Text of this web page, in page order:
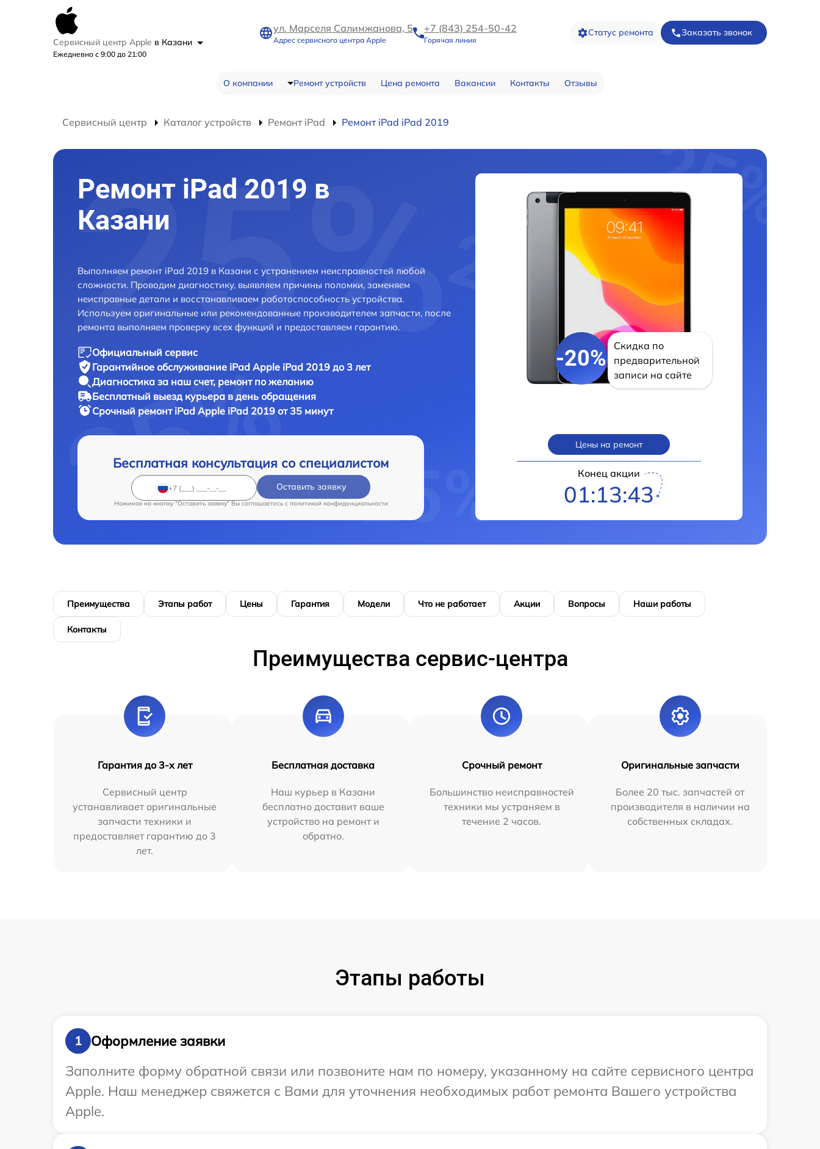
Сервисный центр Apple в Казани
Ежедневно с 9:00 до 21:00
ул. Марселя Салимжанова, 5
Адрес сервисного центра Apple
+7 (843) 254-50-42
Горячая линия
Статус ремонта Заказать звонок
О компании Ремонт устройств Цена ремонта Вакансии Контакты Отзывы
Сервисный центр Каталог устройств Ремонт iPad Ремонт iPad iPad 2019
Ремонт iPad 2019 в
Казани
Выполняем ремонт iPad 2019 в Казани с устранением неисправностей любой
сложности. Проводим диагностику, выявляем причины поломки, заменяем
неисправные детали и восстанавливаем работоспособность устройства.
Используем оригинальные или рекомендованные производителем запчасти, после
ремонта выполняем проверку всех функций и предоставляем гарантию.
Официальный сервис
Гарантийное обслуживание iPad Apple iPad 2019 до 3 лет
Диагностика за наш счет, ремонт по желанию
Бесплатный выезд курьера в день обращения
Срочный ремонт iPad Apple iPad 2019 от 35 минут
Бесплатная консультация со специалистом
Оставить заявку
Нажимая на кнопку "Оставить заявку" Вы соглашаетесь c политикой конфиденциальности
-20%
Скидка по
предварительной
записи на сайте
Цены на ремонт
Конец акции
01:13:42
Преимущества Этапы работ Цены Гарантия Модели Что не работает Акции Вопросы Наши работы
Контакты
Преимущества сервис-центра
Гарантия до 3-х лет
Сервисный центр
устанавливает оригинальные
запчасти техники и
предоставляет гарантию до 3
лет.
Бесплатная доставка
Наш курьер в Казани
бесплатно доставит ваше
устройство на ремонт и
обратно.
Срочный ремонт
Большинство неисправностей
техники мы устраняем в
течение 2 часов.
Оригинальные запчасти
Более 20 тыс. запчастей от
производителя в наличии на
собственных складах.
Этапы работы
1
Оформление заявки
Заполните форму обратной связи или позвоните нам по номеру, указанному на сайте сервисного центра
Apple. Наш менеджер свяжется с Вами для уточнения необходимых работ ремонта Вашего устройства
Apple.